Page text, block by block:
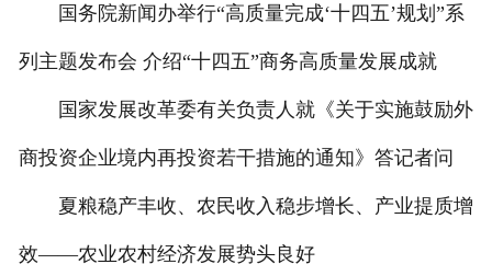
国务院新闻办举行“高质量完成‘十四五’规划”系
列主题发布会 介绍“十四五”商务高质量发展成就
国家发展改革委有关负责人就《关于实施鼓励外
商投资企业境内再投资若干措施的通知》答记者问
夏粮稳产丰收、农民收入稳步增长、产业提质增
效——农业农村经济发展势头良好